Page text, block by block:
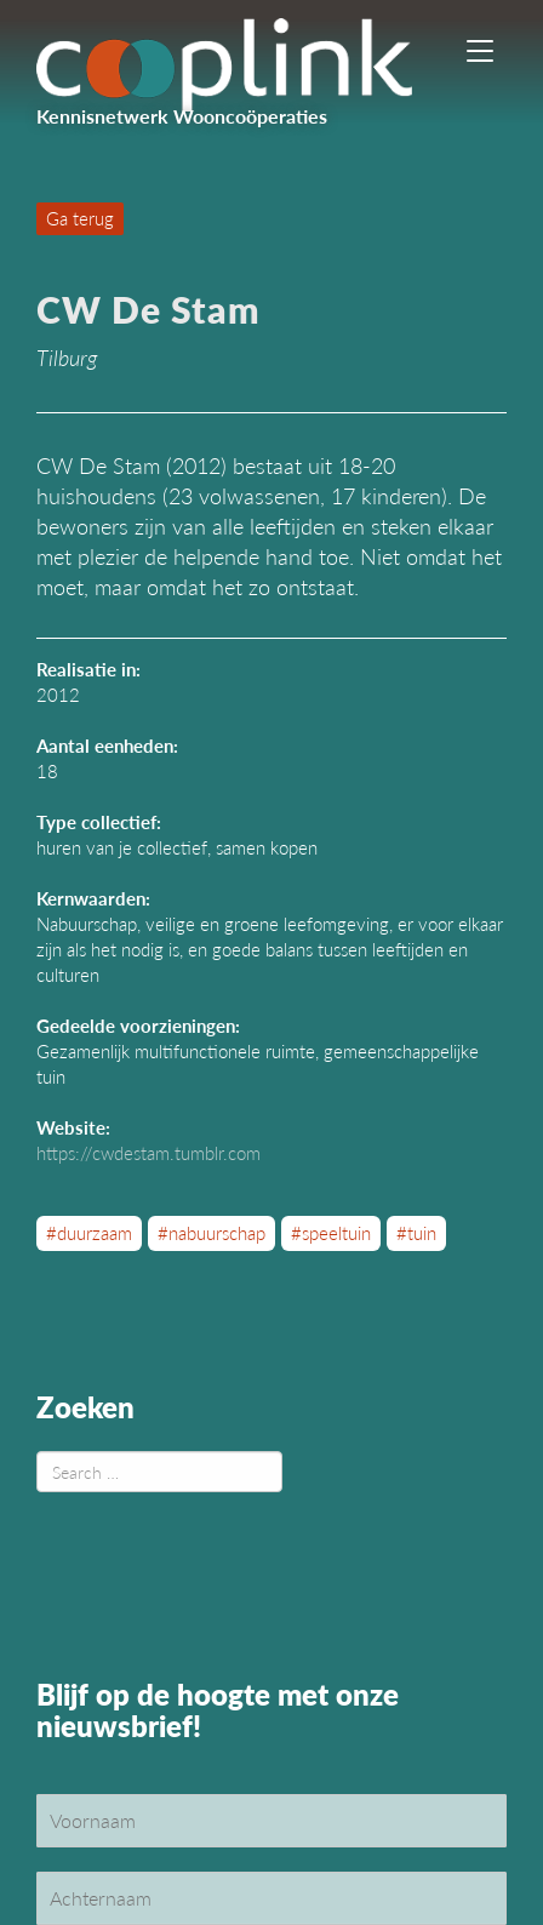
Kennisnetwerk Wooncoöperaties
I
e
v
i
g
i
Ga terug
CW De Stam
Tilburg
CW De Stam (2012) bestaat uit 18-20
huishoudens (23 volwassenen, 17 kinderen). De
bewoners zijn van alle leeftijden en steken elkaar
met plezier de helpende hand toe. Niet omdat het
moet, maar omdat het zo ontstaat.
Realisatie in:
2012
Aantal eenheden:
18
Type collectief:
huren van je collectief, samen kopen
Kernwaarden:
Nabuurschap, veilige en groene leefomgeving, er voor elkaar
zijn als het nodig is, en goede balans tussen leeftijden en
culturen
Gedeelde voorzieningen:
Gezamenlijk multifunctionele ruimte, gemeenschappelijke
tuin
Website:
https://cwdestam.tumblr.com
#duurzaam #nabuurschap #speeltuin #tuin
Zoeken
Blijf op de hoogte met onze
nieuwsbrief!